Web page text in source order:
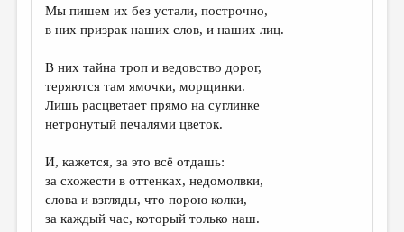
КОНКУРСЫ
КНИЖНАЯ ПОЛКА
ОБЗОР ЛИТЕРАТУРЫ
ОБЪЯВЛЕНИЯ
КОЛОНКА РЕДАКТОРА
Мы пишем их без устали, построчно,
в них призрак наших слов, и наших лиц.
В них тайна троп и ведовство дорог,
теряются там ямочки, морщинки.
Лишь расцветает прямо на суглинке
нетронутый печалями цветок.
И, кажется, за это всё отдашь:
за схожести в оттенках, недомолвки,
слова и взгляды, что порою колки,
за каждый час, который только наш.